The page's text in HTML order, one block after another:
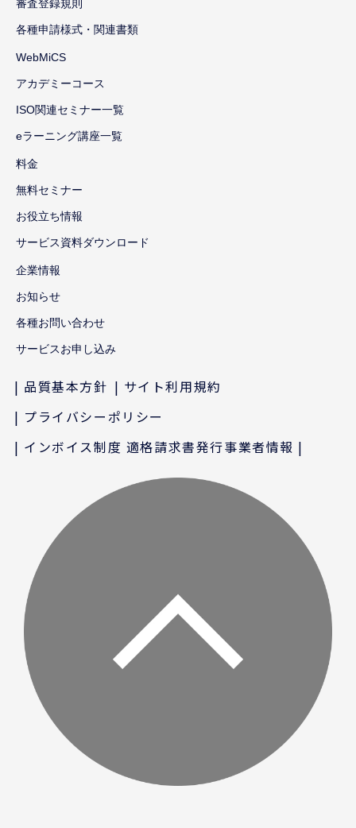
審査登録規則
各種申請様式・関連書類
WebMiCS
アカデミーコース
ISO関連セミナー一覧
eラーニング講座一覧
料金
無料セミナー
お役立ち情報
サービス資料ダウンロード
企業情報
お知らせ
各種お問い合わせ
サービスお申し込み
品質基本方針
サイト利用規約
プライバシーポリシー
インボイス制度 適格請求書発行事業者情報